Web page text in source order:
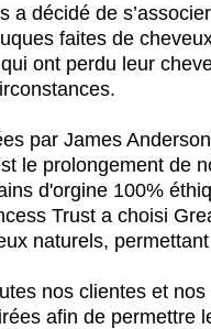
a décidé de
faites de
ont perdu leur
par James
le prolongement de
d'orgine 100%
Trust a choisi
naturels,
nos clientes et
afin de permettre